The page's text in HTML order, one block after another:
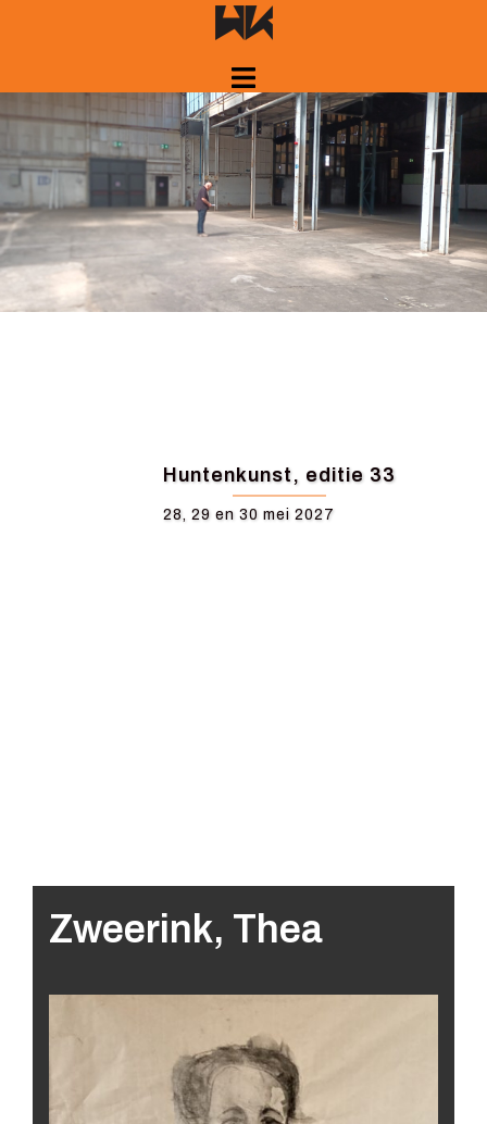
Huntenkunst, editie 33
28, 29 en 30 mei 2027
Zweerink, Thea